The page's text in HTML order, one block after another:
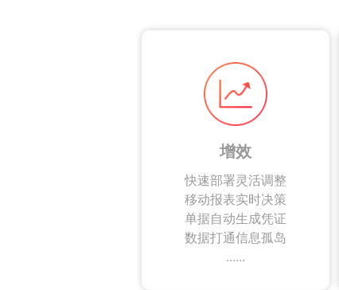
增效
快速部署灵活调整
移动报表实时决策
单据自动生成凭证
数据打通信息孤岛
......